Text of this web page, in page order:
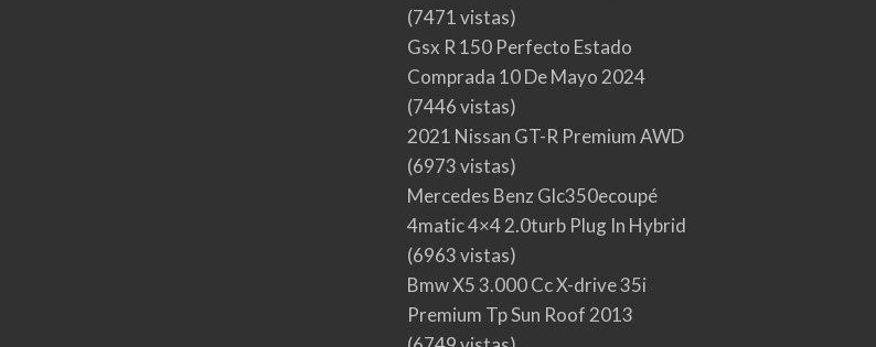
(7471 vistas)
Gsx R 150 Perfecto Estado
Comprada 10 De Mayo 2024
(7446 vistas)
2021 Nissan GT-R Premium AWD
(6973 vistas)
Mercedes Benz Glc350ecoupé
4matic 4×4 2.0turb Plug In Hybrid
(6963 vistas)
Bmw X5 3.000 Cc X-drive 35i
Premium Tp Sun Roof 2013